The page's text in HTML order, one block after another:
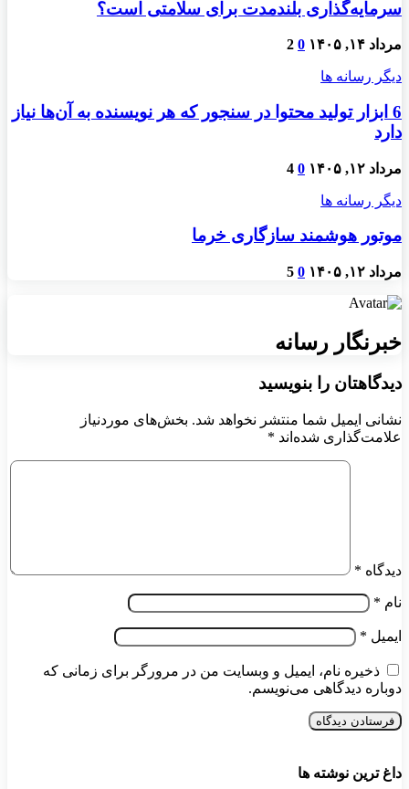
سرمایه‌گذاری بلندمدت برای سلامتی است؟
مرداد ۱۴, ۱۴۰۵ 0
2
دیگر رسانه ها
6 ابزار تولید محتوا در سنجور که هر نویسنده به آن‌ها نیاز
دارد
مرداد ۱۲, ۱۴۰۵ 0
4
دیگر رسانه ها
موتور هوشمند سازگاری خرما
مرداد ۱۲, ۱۴۰۵ 0
5
خبرنگار رسانه
دیدگاهتان را بنویسید
نشانی ایمیل شما منتشر نخواهد شد. بخش‌های موردنیاز
علامت‌گذاری شده‌اند *
دیدگاه *
نام *
ایمیل *
ذخیره نام، ایمیل و وبسایت من در مرورگر برای زمانی که
دوباره دیدگاهی می‌نویسم.
داغ ترین نوشته ها